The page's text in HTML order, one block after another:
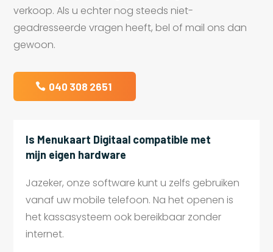
verkoop. Als u echter nog steeds niet-
geadresseerde vragen heeft, bel of mail ons dan
gewoon.
040 308 2651
Is Menukaart Digitaal compatible met
mijn eigen hardware
Jazeker, onze software kunt u zelfs gebruiken
vanaf uw mobile telefoon. Na het openen is
het kassasysteem ook bereikbaar zonder
internet.